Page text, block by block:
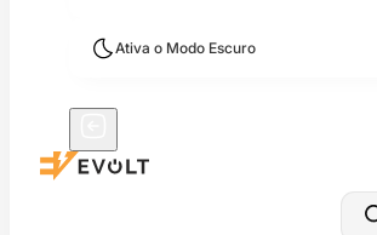
Ativa o Modo Escuro